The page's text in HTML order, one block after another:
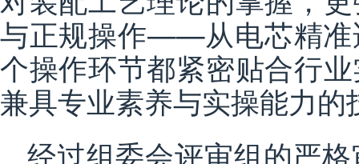
与正规操作——从电芯精准
个操作环节都紧密贴合行
兼具专业素养与实操能力的
经过组委会评审组的严